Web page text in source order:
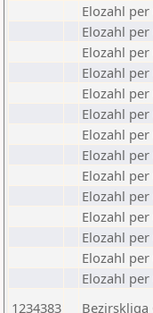
Elozahl per
Elozahl per
Elozahl per
Elozahl per
Elozahl per
Elozahl per
Elozahl per
Elozahl per
Elozahl per
Elozahl per
Elozahl per
Elozahl per
Elozahl per
Elozahl per
1234383
Bezirskliga